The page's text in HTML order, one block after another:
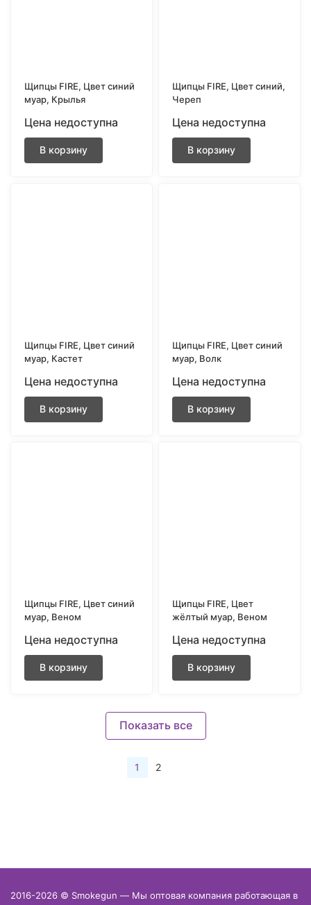
Щипцы FIRE, Цвет синий
муар, Крылья
Цена недоступна
В корзину
Щипцы FIRE, Цвет синий,
Череп
Цена недоступна
В корзину
Щипцы FIRE, Цвет синий
муар, Кастет
Цена недоступна
В корзину
Щипцы FIRE, Цвет синий
муар, Волк
Цена недоступна
В корзину
Щипцы FIRE, Цвет синий
муар, Веном
Цена недоступна
В корзину
Щипцы FIRE, Цвет
жёлтый муар, Веном
Цена недоступна
В корзину
Показать все
1 2
2016-2026 © Smokegun — Мы оптовая компания работающая в